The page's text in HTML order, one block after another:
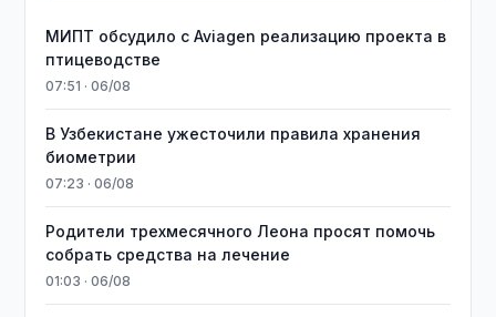
МИПТ обсудило с Aviagen реализацию проекта в
птицеводстве
07:51 · 06/08
В Узбекистане ужесточили правила хранения
биометрии
07:23 · 06/08
Родители трехмесячного Леона просят помочь
собрать средства на лечение
01:03 · 06/08